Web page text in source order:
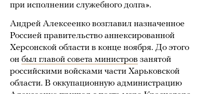
при исполнении служебного долга».
Андрей Алексеенко возглавил назначенное
Россией правительство аннексированной
Херсонской области в конце ноября. До этого
он был главой совета министров занятой
российскими войсками части Харьковской
области. В оккупационную администрацию